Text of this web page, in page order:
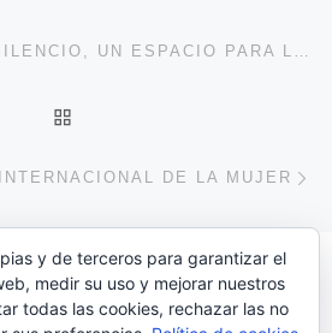
EL CÍRCULO DE SILENCIO, UN ESPACIO PARA LA REFLEXIÓN
DE LA MUJER
y de terceros para garantizar el
medir su uso y mejorar nuestros
todas las cookies, rechazar las no